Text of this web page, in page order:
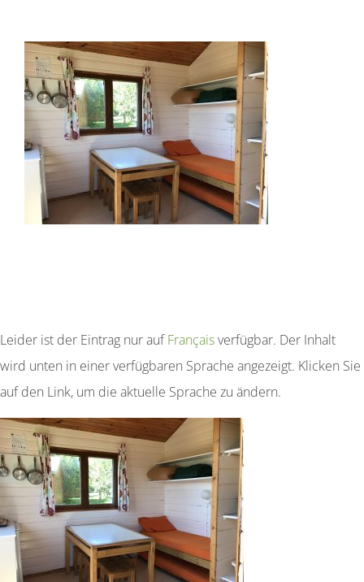
Unterkunft
Galeriefotos
Reservierungen
Kontakt
Sprache:
Leider ist der Eintrag nur aufFrançaisverfügbar. Der Inhalt
wird unten in einer verfügbaren Sprache angezeigt. Klicken Sie
auf den Link, um die aktuelle Sprache zu ändern.